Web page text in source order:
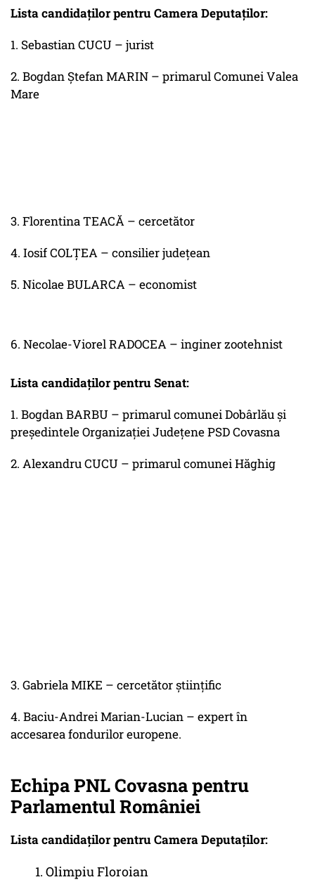
Lista candidaților pentru Camera Deputaților:
1. Sebastian CUCU – jurist
2. Bogdan Ștefan MARIN – primarul Comunei Valea
Mare
3. Florentina TEACĂ – cercetător
4. Iosif COLȚEA – consilier județean
5. Nicolae BULARCA – economist
6. Necolae-Viorel RADOCEA – inginer zootehnist
Lista candidaților pentru Senat:
1. Bogdan BARBU – primarul comunei Dobârlău și
președintele Organizației Județene PSD Covasna
2. Alexandru CUCU – primarul comunei Hăghig
3. Gabriela MIKE – cercetător științific
4. Baciu-Andrei Marian-Lucian – expert în
accesarea fondurilor europene.
Echipa PNL Covasna pentru
Parlamentul României
Lista candidaților pentru Camera Deputaților:
Olimpiu Floroian